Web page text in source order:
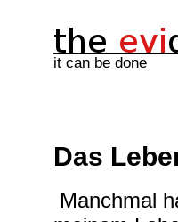
it can be done
Das
Manchmal